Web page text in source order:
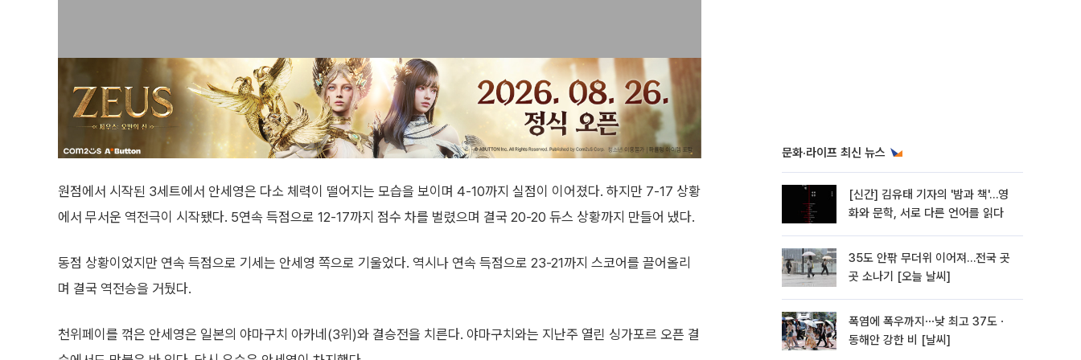
원점에서 시작된 3세트에서 안세영은 다소 체력이 떨어지는 모습을 보이며 4-10까지 실점이 이어졌다. 하지만 7-17 상황
에서 무서운 역전극이 시작됐다. 5연속 득점으로 12-17까지 점수 차를 벌렸으며 결국 20-20 듀스 상황까지 만들어 냈다.
동점 상황이었지만 연속 득점으로 기세는 안세영 쪽으로 기울었다. 역시나 연속 득점으로 23-21까지 스코어를 끌어올리
며 결국 역전승을 거뒀다.
천위페이를 꺾은 안세영은 일본의 야마구치 아카네(3위)와 결승전을 치른다. 야마구치와는 지난주 열린 싱가포르 오픈 결
문화·라이프 최신 뉴스
[신간] 김유태 기자의 '밤과 책'…영
화와 문학, 서로 다른 언어를 읽다
35도 안팎 무더위 이어져…전국 곳
곳 소나기 [오늘 날씨]
폭염에 폭우까지⋯낮 최고 37도ㆍ
동해안 강한 비 [날씨]